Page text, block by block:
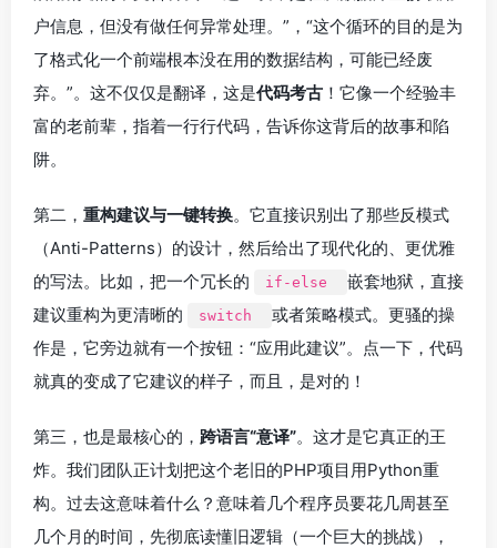
户信息，但没有做任何异常处理。”，“这个循环的目的是为
了格式化一个前端根本没在用的数据结构，可能已经废
弃。”。这不仅仅是翻译，这是代码考古 ！它像一个经验丰
富的老前辈，指着一行行代码，告诉你这背后的故事和陷
阱。
第二， 重构建议与一键转换。它直接识别出了那些反模式
（Anti-Patterns）的设计，然后给出了现代化的、更优雅
的写法。比如，把一个冗长的
if-else
嵌套地狱，直接
建议重构为更清晰的
switch
或者策略模式。更骚的操
作是，它旁边就有一个按钮：“应用此建议”。点一下，代码
就真的变成了它建议的样子，而且，是对的！
第三，也是最核心的， 跨语言“意译”。这才是它真正的王
炸。我们团队正计划把这个老旧的PHP项目用Python重
构。过去这意味着什么？意味着几个程序员要花几周甚至
几个月的时间，先彻底读懂旧逻辑（一个巨大的挑战），